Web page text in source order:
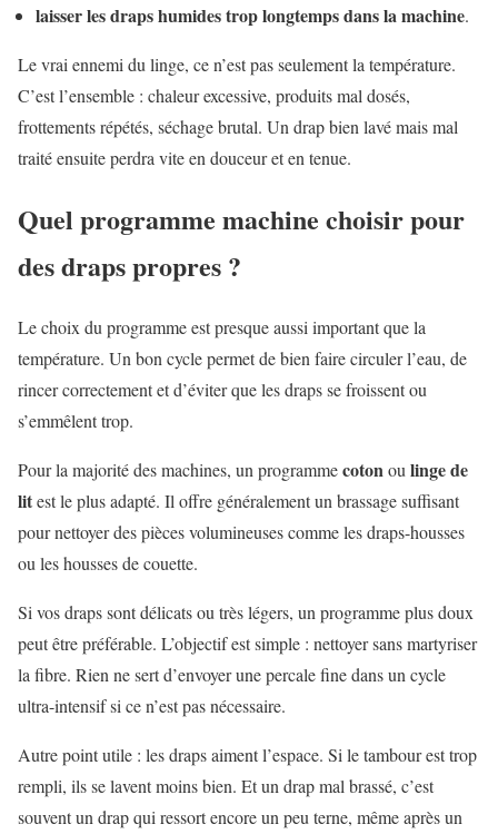
laisser les draps humides trop longtemps dans la machine.
Le vrai ennemi du linge, ce n’est pas seulement la température.
C’est l’ensemble : chaleur excessive, produits mal dosés,
frottements répétés, séchage brutal. Un drap bien lavé mais mal
traité ensuite perdra vite en douceur et en tenue.
Quel programme machine choisir pour
des draps propres ?
Le choix du programme est presque aussi important que la
température. Un bon cycle permet de bien faire circuler l’eau, de
rincer correctement et d’éviter que les draps se froissent ou
s’emmêlent trop.
Pour la majorité des machines, un programmecotonou linge de
litest le plus adapté. Il offre généralement un brassage suffisant
pour nettoyer des pièces volumineuses comme les draps-housses
ou les housses de couette.
Si vos draps sont délicats ou très légers, un programme plus doux
peut être préférable. L’objectif est simple : nettoyer sans martyriser
la fibre. Rien ne sert d’envoyer une percale fine dans un cycle
ultra-intensif si ce n’est pas nécessaire.
Autre point utile : les draps aiment l’espace. Si le tambour est trop
rempli, ils se lavent moins bien. Et un drap mal brassé, c’est
souvent un drap qui ressort encore un peu terne, même après un